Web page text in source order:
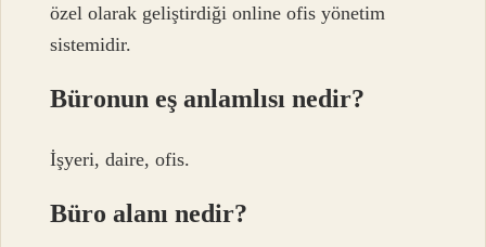
özel olarak geliştirdiği online ofis yönetim
sistemidir.
Büronun eş anlamlısı nedir?
İşyeri, daire, ofis.
Büro alanı nedir?